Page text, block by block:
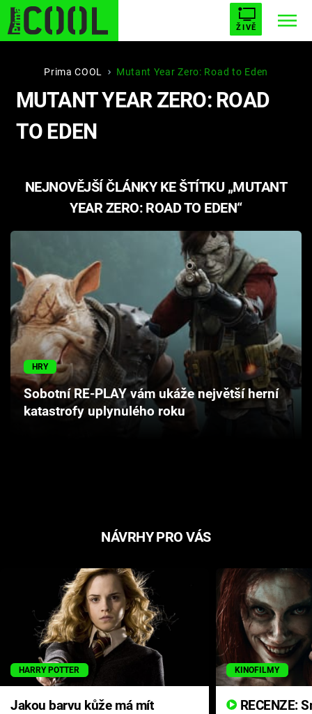
ŽIVĚ
STARHOUSE BUFFY, PŘEMOŽITELKA UPÍRŮ
ESCAPE PLNEJ KOTEL AVENGERS 5
Témata
Hry
Cool Esport
Pořady
TV Program
Prima COOL Mutant Year Zero: Road to Eden
MUTANT YEAR ZERO: ROAD
TO EDEN
NEJNOVĚJŠÍ ČLÁNKY KE ŠTÍTKU „MUTANT
YEAR ZERO: ROAD TO EDEN“
HRY
Sobotní RE-PLAY vám ukáže největší herní
katastrofy uplynulého roku
NÁVRHY PRO VÁS
HARRY POTTER
Jakou barvu kůže má mít
KINOFILMY